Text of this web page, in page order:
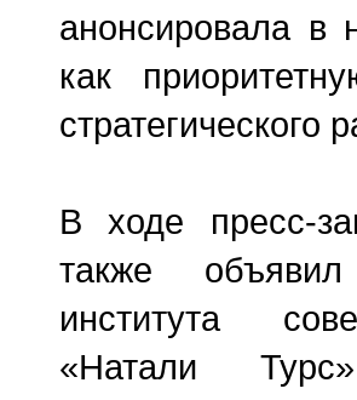
анонсировала в
как
стратегического
В ходе пресс-
также
института
«Натали